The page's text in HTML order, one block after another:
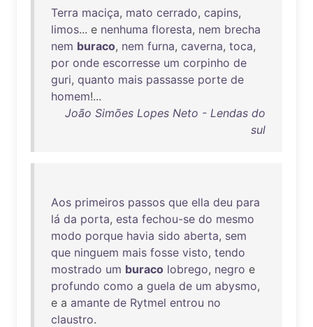
Terra maciça, mato cerrado, capins,
limos... e nenhuma floresta, nem brecha
nem buraco, nem furna, caverna, toca,
por onde escorresse um corpinho de
guri, quanto mais passasse porte de
homem!...
João Simões Lopes Neto - Lendas do
sul
Aos primeiros passos que ella deu para
lá da porta, esta fechou-se do mesmo
modo porque havia sido aberta, sem
que ninguem mais fosse visto, tendo
mostrado um buraco lobrego, negro e
profundo como a guela de um abysmo,
e a amante de Rytmel entrou no
claustro.